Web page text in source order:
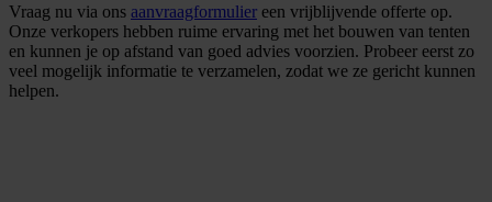
Vraag nu via ons aanvraagformulier een vrijblijvende offerte op.
Onze verkopers hebben ruime ervaring met het bouwen van tenten
en kunnen je op afstand van goed advies voorzien. Probeer eerst zo
veel mogelijk informatie te verzamelen, zodat we ze gericht kunnen
helpen.